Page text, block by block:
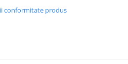
conformitate produs